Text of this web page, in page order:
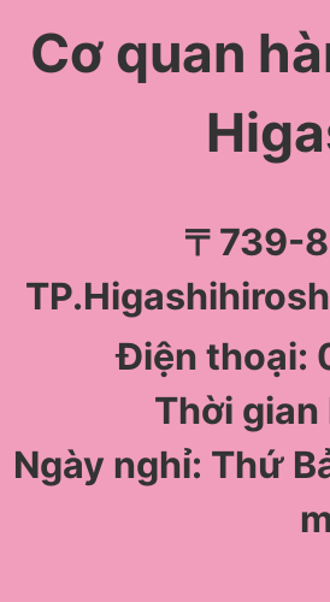
Cơ quan
〒739-
Điện thoại:
Thời gian
Ngày nghỉ: Thứ